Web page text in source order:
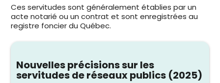
Ces servitudes sont généralement établies par un
acte notarié ou un contrat et sont enregistrées au
registre foncier du Québec.
Nouvelles précisions sur les
servitudes de réseaux publics (2025)